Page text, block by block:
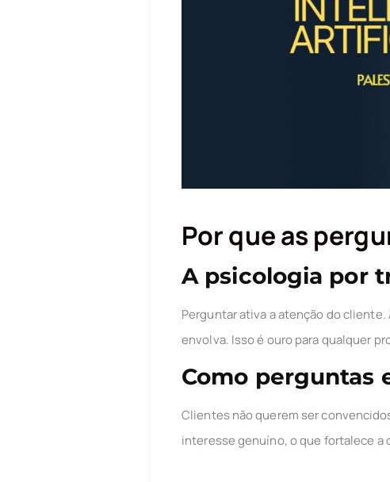
Por que as
A psicologia por
Perguntar ativa a atenção do
envolva. Isso é ouro para qualquer
Como perguntas
Clientes não querem ser
interesse genuíno, o que fortalece a